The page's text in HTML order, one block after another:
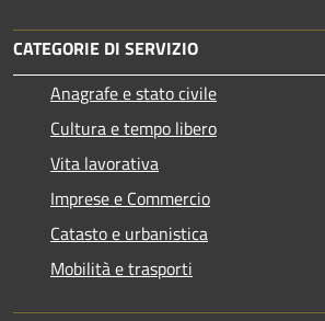
CATEGORIE DI SERVIZIO
Anagrafe e stato civile
Cultura e tempo libero
Vita lavorativa
Imprese e Commercio
Catasto e urbanistica
Mobilità e trasporti